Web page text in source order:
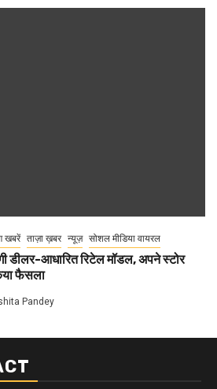
खबरें ताज़ा ख़बर न्यूज़ सोशल मीडिया वायरल
आधारित रिटेल मॉडल, अपने स्टोर
फैसला
Pandey